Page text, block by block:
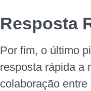
Resposta
Por fim, o último
resposta rápida a
colaboração